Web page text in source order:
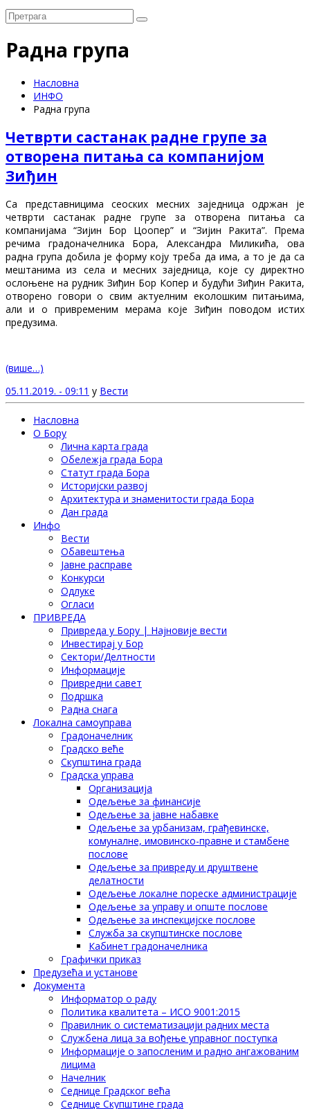
Радна група
Насловна
ИНФО
Радна група
Четврти састанак радне групе за
отворена питања са компанијом
Зиђин
Са представницима сеоских месних заједница одржан је
четврти састанак радне групе за отворена питања са
компанијама “Зијин Бор Цоопер” и “Зијин Ракита”. Према
речима градоначелника Бора, Александра Миликића, ова
радна група добила је форму коју треба да има, а то је да са
мештанима из села и месних заједница, које су директно
ослоњене на рудник Зиђин Бор Копер и будући Зиђин Ракита,
отворено говори о свим актуелним еколошким питањима,
али и о привременим мерама које Зиђин поводом истих
предузима.
(више…)
05.11.2019. - 09:11 у Вести
Насловна
О Бору
Лична карта града
Обележја града Бора
Статут града Бора
Историјски развој
Архитектура и знаменитости града Бора
Дан града
Инфо
Вести
Обавештења
Јавне расправе
Конкурси
Одлуке
Огласи
ПРИВРЕДА
Привреда у Бору | Најновије вести
Инвестирај у Бор
Сектори/Делтности
Информације
Привредни савет
Подршка
Радна снага
Локална самоуправа
Градоначелник
Градско веће
Скупштина града
Градска управа
Организација
Одељење за финансије
Одељење за јавне набавке
Одељење за урбанизам, грађевинске,
комуналне, имовинско-правне и стамбене
послове
Одељење за привреду и друштвене
делатности
Одељење локалне пореске администрације
Одељење за управу и опште послове
Одељење за инспекцијске послове
Служба за скупштинске послове
Кабинет градоначелника
Графички приказ
Предузећа и установе
Документа
Информатор о раду
Политика квалитета – ИСО 9001:2015
Правилник о систематизацији радних места
Службена лица за вођење управног поступка
Информације о запосленим и радно ангажованим
лицима
Начелник
Седнице Градског већа
Седнице Скупштине града